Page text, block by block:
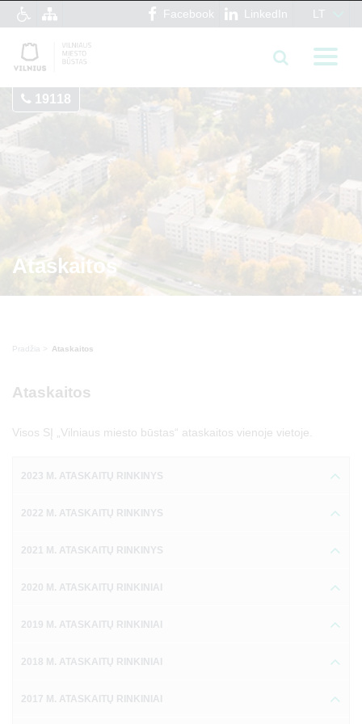
Facebook LinkedIn LT
19118
Ataskaitos
Pradžia Ataskaitos
Ataskaitos
Visos SĮ „Vilniaus miesto būstas“ ataskaitos vienoje vietoje.
2023 M. ATASKAITŲ RINKINYS
2022 M. ATASKAITŲ RINKINYS
2021 M. ATASKAITŲ RINKINYS
2020 M. ATASKAITŲ RINKINIAI
2019 M. ATASKAITŲ RINKINIAI
2018 M. ATASKAITŲ RINKINIAI
2017 M. ATASKAITŲ RINKINIAI